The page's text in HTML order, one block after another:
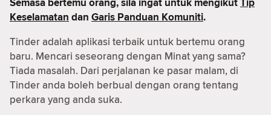
Keselamatan dan Garis Panduan Komuniti.
Tinder adalah aplikasi terbaik untuk bertemu orang
baru. Mencari seseorang dengan Minat yang sama?
Tiada masalah. Dari perjalanan ke pasar malam, di
Tinder anda boleh berbual dengan orang tentang
perkara yang anda suka.